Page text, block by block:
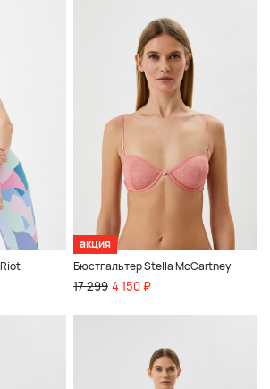
акция
Бюстгальтер Stella McCartney
17 299 4 150 ₽